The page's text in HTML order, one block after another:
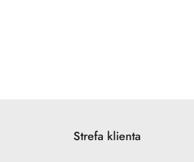
Strefa klienta